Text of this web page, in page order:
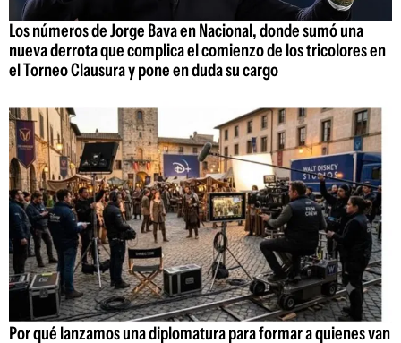
Los números de Jorge Bava en Nacional, donde sumó una
nueva derrota que complica el comienzo de los tricolores en
el Torneo Clausura y pone en duda su cargo
Por qué lanzamos una diplomatura para formar a quienes van